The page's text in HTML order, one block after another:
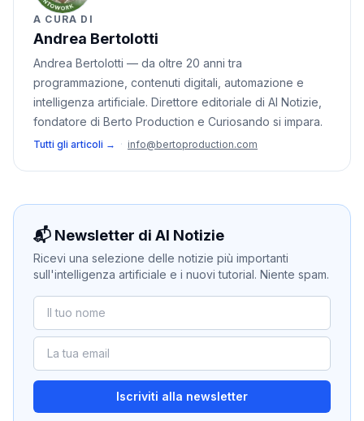
A CURA DI
Andrea Bertolotti
Andrea Bertolotti — da oltre 20 anni tra
programmazione, contenuti digitali, automazione e
intelligenza artificiale. Direttore editoriale di AI Notizie,
fondatore di Berto Production e Curiosando si impara.
Tutti gli articoli → · info@bertoproduction.com
📬 Newsletter di AI Notizie
Ricevi una selezione delle notizie più importanti
sull'intelligenza artificiale e i nuovi tutorial. Niente spam.
Iscriviti alla newsletter